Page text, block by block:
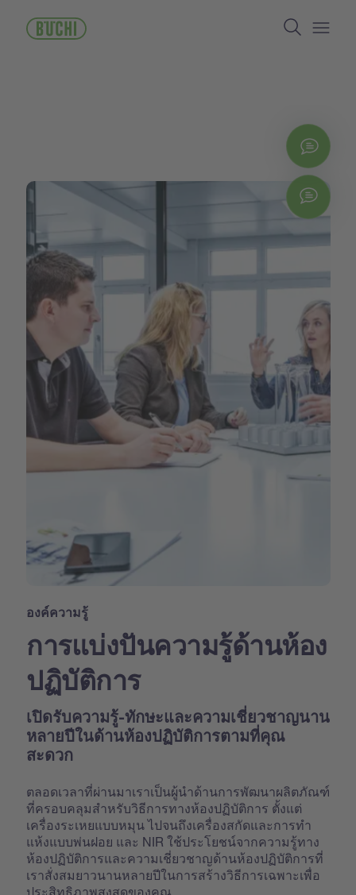
Search
องค์ความรู้
การแบ่งปันความรู้ด้านห้อง
ปฏิบัติการ
เปิดรับความรู้-ทักษะและความเชี่ยวชาญนาน
หลายปีในด้านห้องปฏิบัติการตามที่คุณ
สะดวก
ตลอดเวลาที่ผ่านมาเราเป็นผู้นำด้านการพัฒนาผลิตภัณฑ์
ที่ครอบคลุมสำหรับวิธีการทางห้องปฏิบัติการ ตั้งแต่
เครื่องระเหยแบบหมุน ไปจนถึงเครื่องสกัดและการทำ
แห้งแบบพ่นฝอย และ NIR ใช้ประโยชน์จากความรู้ทาง
ห้องปฏิบัติการและความเชี่ยวชาญด้านห้องปฏิบัติการที่
เราสั่งสมยาวนานหลายปีในการสร้างวิธีการเฉพาะเพื่อ
ประสิทธิภาพสูงสุดของคุณ